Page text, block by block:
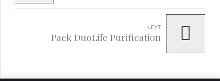
NEXT
Pack DuoLife Purification